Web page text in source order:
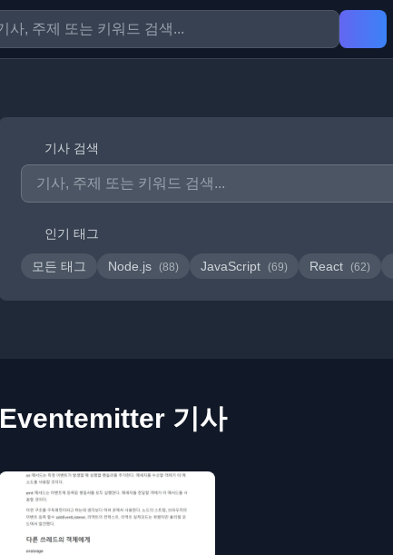
기사 검색
인기 태그
모든 태그 Node.js (88) JavaScript (69) React (62)
Eventemitter 기사